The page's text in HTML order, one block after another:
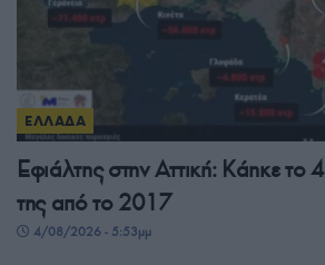
ΕΛΛΑΔΑ
Εφιάλτης στην Αττική: Κάηκε το
της από το 2017
4/08/2026 - 5:53μμ